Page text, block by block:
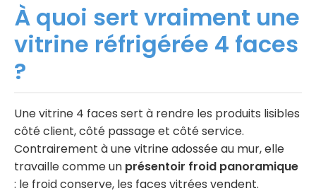
À quoi sert vraiment une
vitrine réfrigérée 4 faces
?
Une vitrine 4 faces sert à rendre les produits lisibles
côté client, côté passage et côté service.
Contrairement à une vitrine adossée au mur, elle
travaille comme un présentoir froid panoramique
: le froid conserve, les faces vitrées vendent.